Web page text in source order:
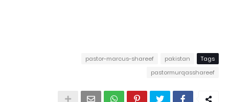
Tags
pakistan
pastor-marcus-shareef
pastormurqasshareef